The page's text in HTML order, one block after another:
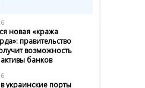
новая «кража
правительство
возможность
активы банков
украинские порты